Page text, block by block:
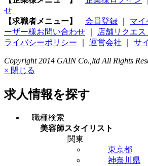
せ
【求職者メニュー】
会員登録 マイ
ーザー様お問い合わせ
店舗リクエス
ライバシーポリシー
運営会社 サ
Copyright 2014 GAIN Co.,ltd All Rights
× 閉じる
求人情報を探す
職種検索
美容師スタイリスト
関東
東京都
神奈川県